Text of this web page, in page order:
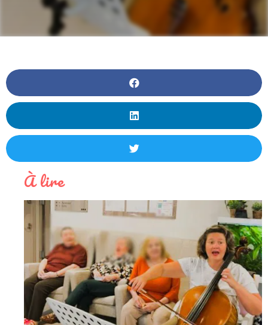
À lire